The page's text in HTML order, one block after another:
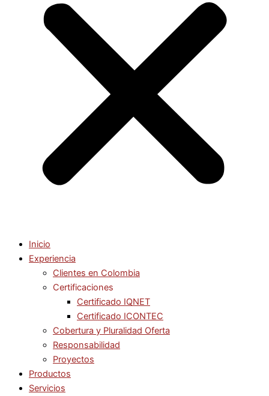
Inicio
Experiencia
Clientes en Colombia
Certificaciones
Certificado IQNET
Certificado ICONTEC
Cobertura y Pluralidad Oferta
Responsabilidad
Proyectos
Productos
Servicios